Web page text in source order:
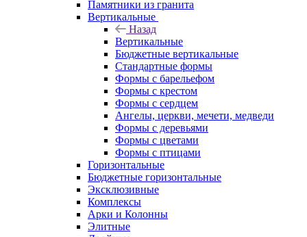
Памятники из гранита
Вертикальные
Назад
Вертикальные
Бюджетные вертикальные
Стандартные формы
Формы с барельефом
Формы с крестом
Формы с сердцем
Ангелы, церкви, мечети, медведи
Формы с деревьями
Формы с цветами
Формы с птицами
Горизонтальные
Бюджетные горизонтальные
Эксклюзивные
Комплексы
Арки и Колонны
Элитные